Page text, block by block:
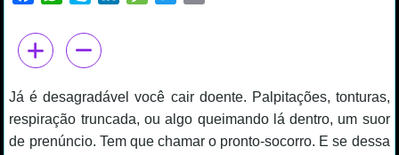
Já é desagradável você cair doente. Palpitações, tonturas,
respiração truncada, ou algo queimando lá dentro, um suor
de prenúncio. Tem que chamar o pronto-socorro. E se dessa